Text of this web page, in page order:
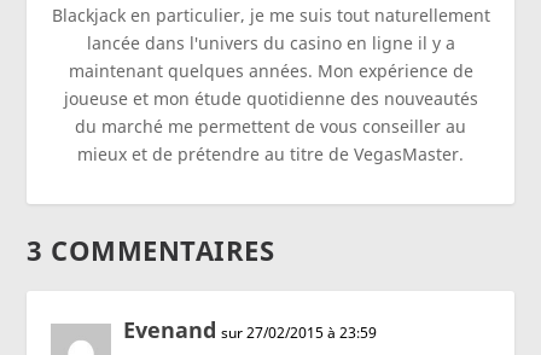
Blackjack en particulier, je me suis tout naturellement
lancée dans l'univers du casino en ligne il y a
maintenant quelques années. Mon expérience de
joueuse et mon étude quotidienne des nouveautés
du marché me permettent de vous conseiller au
mieux et de prétendre au titre de VegasMaster.
3 COMMENTAIRES
Evenand sur 27/02/2015 à 23:59